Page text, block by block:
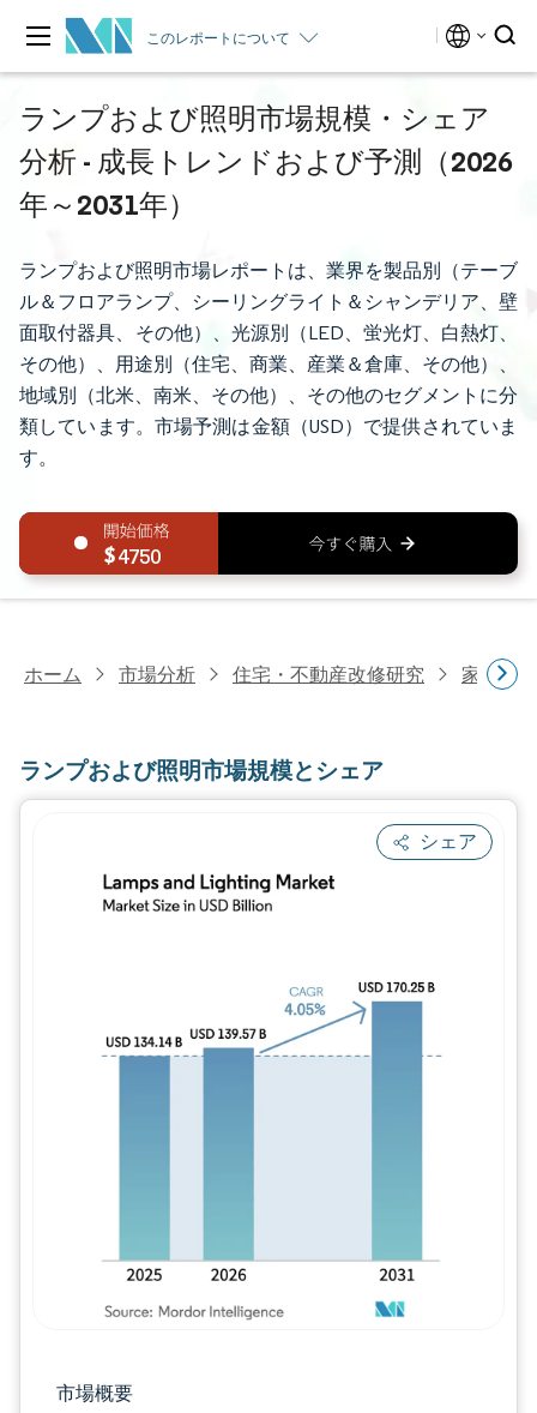
このレポートについて
ランプおよび照明市場規模・シェア
分析 - 成長トレンドおよび予測（2026
年～2031年）
ランプおよび照明市場レポートは、業界を製品別（テーブ
ル＆フロアランプ、シーリングライト＆シャンデリア、壁
面取付器具、その他）、光源別（LED、蛍光灯、白熱灯、
その他）、用途別（住宅、商業、産業＆倉庫、その他）、
地域別（北米、南米、その他）、その他のセグメントに分
類しています。市場予測は金額（USD）で提供されていま
す。
4750
ホーム 市場分析 住宅・不動産改修研究 家具・
ランプおよび照明市場規模とシェア
シェア
市場概要